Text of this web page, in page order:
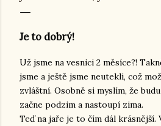
Je to dobrý!
Už jsme na vesnici 2 měsíce?!
jsme a ještě jsme neutekli, což
zvláštní. Osobně si myslím, že
začne podzim a nastoupí zima.
Teď na jaře je to čím dál krásnější.